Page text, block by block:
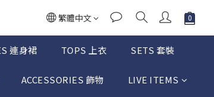
繁體中文
連身裙 TOPS 上衣 SETS 套裝
ACCESSORIES 飾物 LIVE ITEMS